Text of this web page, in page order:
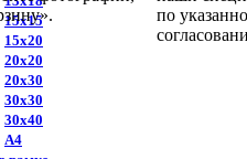
15х15
15х20
20х20
20х30
30х30
30х40
А4
по